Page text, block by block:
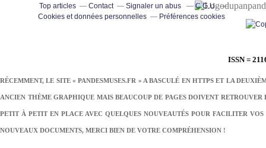
ISSN =
RÉCEMMENT, LE SITE « PANDESMUSES.FR » A BASCULÉ EN HTTPS ET LA
ANCIEN THÈME GRAPHIQUE MAIS BEAUCOUP DE PAGES DOIVENT
PETIT À PETIT EN PLACE AVEC QUELQUES NOUVEAUTÉS POUR FACILITER
NOUVEAUX DOCUMENTS, MERCI BIEN DE VOTRE COMPRÉHENSION !
Top articles Contact Signaler un abus
C.G.U.
Cookies et données personnelles
Préférences cookies